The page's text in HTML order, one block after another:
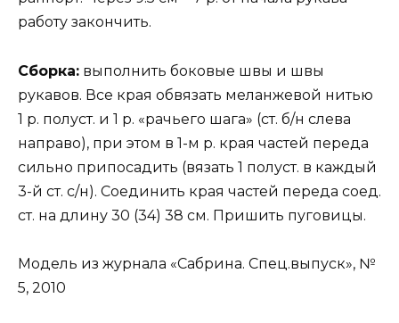
работу закончить.
Сборка: выполнить боковые швы и швы
рукавов. Все края обвязать меланжевой нитью
1 р. полуст. и 1 р. «рачьего шага» (ст. б/н слева
направо), при этом в 1-м р. края частей переда
сильно припосадить (вязать 1 полуст. в каждый
3-й ст. с/н). Соединить края частей переда соед.
ст. на длину 30 (34) 38 см. Пришить пуговицы.
Модель из журнала «Сабрина. Спец.выпуск», №
5, 2010